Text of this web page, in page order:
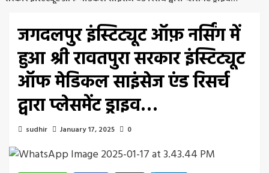
जगदलपुर इंस्टिट्यूट ऑफ़ नर्सिंग में
हुआ श्री रावतपुरा सरकार इंस्टिट्यूट
ऑफ मेडिकल साइंसेज एंड रिसर्च
द्वारा प्लेसमेंट ड्राइव…
sudhir January 17, 2025 0